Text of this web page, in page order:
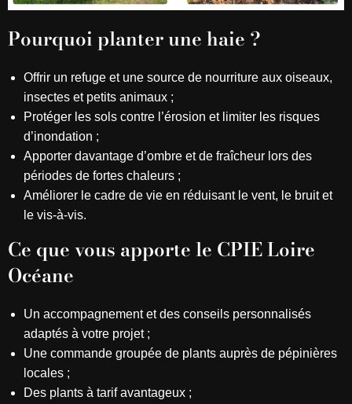
Pourquoi planter une haie ?
Offrir un refuge et une source de nourriture aux oiseaux,
insectes et petits animaux ;
Protéger les sols contre l’érosion et limiter les risques
d’inondation ;
Apporter davantage d’ombre et de fraîcheur lors des
périodes de fortes chaleurs ;
Améliorer le cadre de vie en réduisant le vent, le bruit et
le vis-à-vis.
Ce que vous apporte le CPIE Loire
Océane
Un accompagnement et des conseils personnalisés
adaptés à votre projet ;
Une commande groupée de plants auprès de pépinières
locales ;
Des plants à tarif avantageux ;